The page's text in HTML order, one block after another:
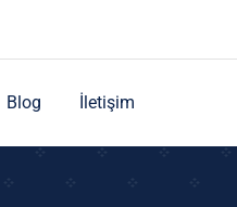
Blog İletişim